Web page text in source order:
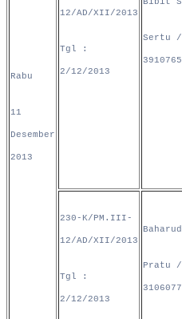
Rabu
11
Desember
2013
12/AD/XII/2013
Tgl :
2/12/2013
Bibit
Sertu /
230-K/PM.III-
12/AD/XII/2013
Tgl :
2/12/2013
Pratu /